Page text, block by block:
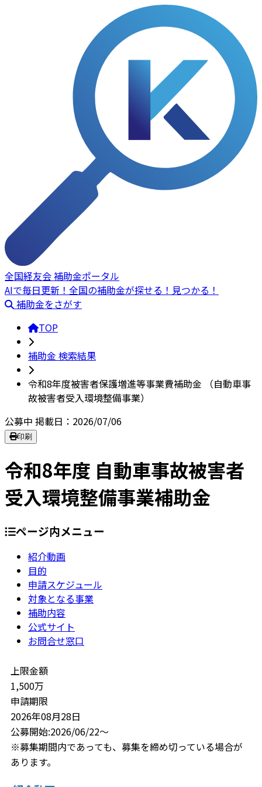
全国経友会 補助金ポータル
AIで毎日更新！全国の補助金が探せる！見つかる！
補助金をさがす
TOP
補助金 検索結果
令和8年度被害者保護増進等事業費補助金 （自動車事
故被害者受入環境整備事業）
公募中 掲載日：2026/07/06
印刷
令和8年度 自動車事故被害者
受入環境整備事業補助金
ページ内メニュー
紹介動画
目的
申請スケジュール
対象となる事業
補助内容
公式サイト
お問合せ窓口
上限金額
1,500万
申請期限
2026年08月28日
公募開始:2026/06/22～
※募集期間内であっても、募集を締め切っている場合が
あります。